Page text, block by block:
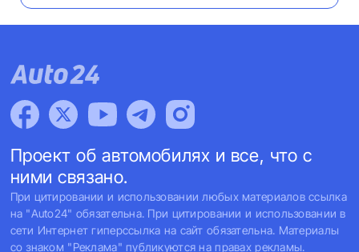
Проект об автомобилях и все, что с
ними связано.
При цитировании и использовании любых материалов ссылка
на "Auto24" обязательна. При цитировании и использовании в
сети Интернет гиперссылка на сайт обязательна. Материалы
со знаком "Реклама" публикуются на правах рекламы.